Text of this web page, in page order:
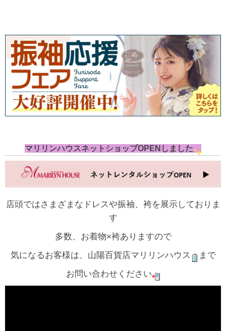
マリリンハウスネットショップOPENしました
店頭ではさまざまなドレスや振袖、袴を展示しておりま
す
多数、お着物×袴ありますので
気になるお客様は、山陽百貨店マリリンハウス
まで
お問い合わせください